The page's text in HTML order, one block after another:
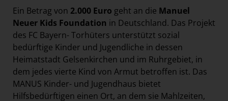
Ein Betrag von 2.000 Euro geht an die Manuel
Neuer Kids Foundation in Deutschland. Das Projekt
des FC Bayern- Torhüters unterstützt sozial
bedürftige Kinder und Jugendliche in dessen
Heimatstadt Gelsenkirchen und im Ruhrgebiet, in
dem jedes vierte Kind von Armut betroffen ist. Das
MANUS Kinder- und Jugendhaus bietet
Hilfsbedürftigen einen Ort, an dem sie Mahlzeiten,